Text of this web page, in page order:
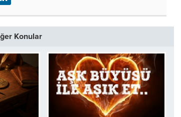
Konular